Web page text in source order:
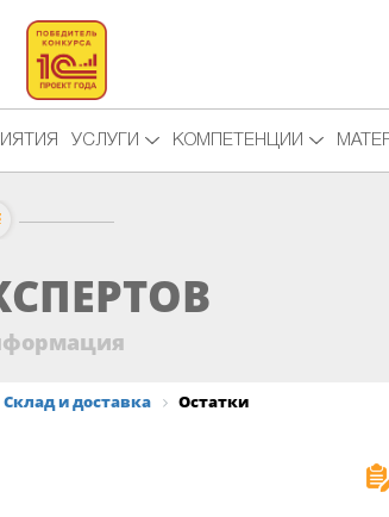
УСЛУГИ КОМПЕТЕНЦИИ
Склад и доставка Остатки